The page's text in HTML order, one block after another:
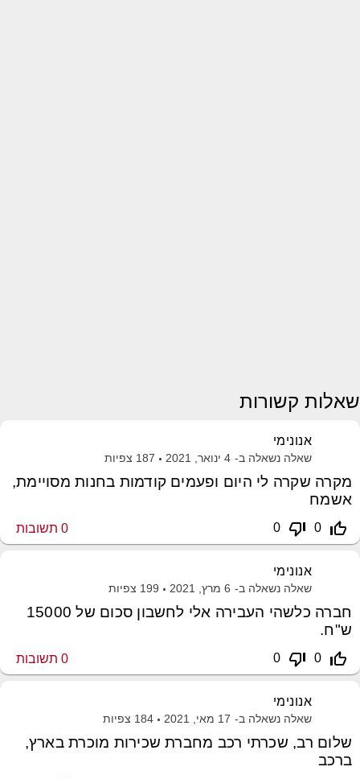
שאלות קשורות
אנונימי
שאלה נשאלה ב- 4 ינואר, 2021 187 צפיות
מקרה שקרה לי היום ופעמים קודמות בחנות מסויימת,
אשמח
thumb_up_off_alt
0
thumb_down_off_alt
0
0 תשובות
אנונימי
שאלה נשאלה ב- 6 מרץ, 2021 199 צפיות
חברה כלשהי העבירה אלי לחשבון סכום של 15000
ש"ח.
thumb_up_off_alt
0
thumb_down_off_alt
0
0 תשובות
אנונימי
שאלה נשאלה ב- 17 מאי, 2021 184 צפיות
שלום רב, שכרתי רכב מחברת שכירות מוכרת בארץ,
ברכב